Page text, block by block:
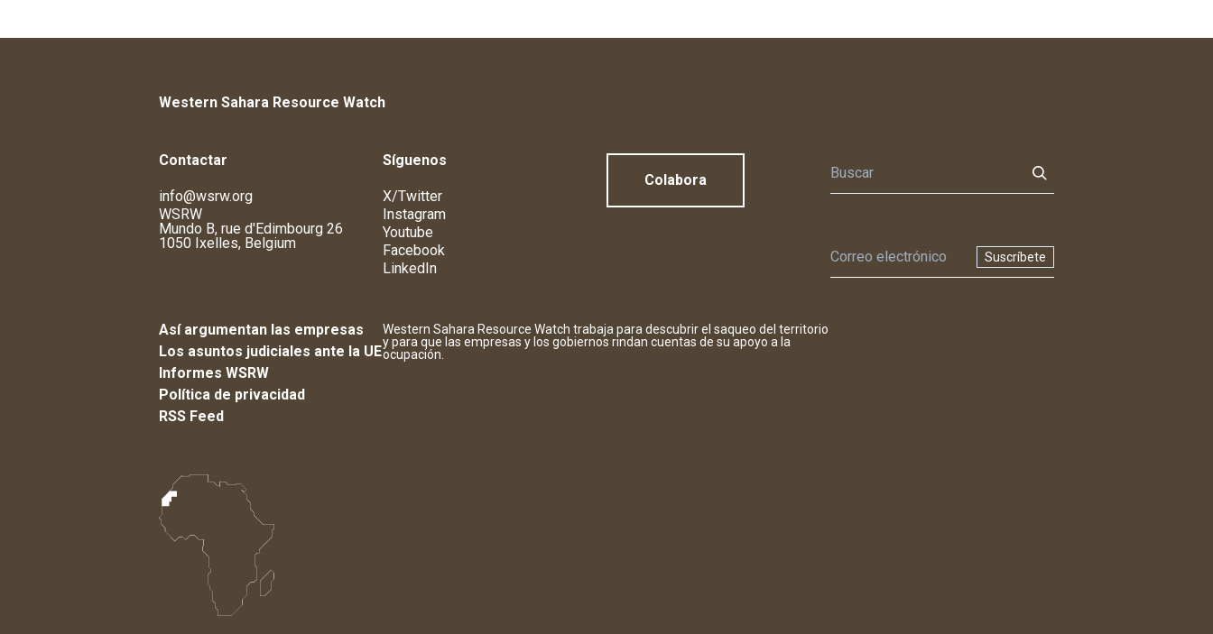
Western Sahara Resource Watch
Contactar
info@wsrw.org
WSRW
Mundo B, rue d'Edimbourg 26
1050 Ixelles, Belgium
Síguenos
X/Twitter
Instagram
Youtube
Facebook
LinkedIn
Colabora
Suscríbete
Así argumentan las empresas
Los asuntos judiciales ante la UE
Informes WSRW
Política de privacidad
RSS Feed
Western Sahara Resource Watch trabaja para descubrir el saqueo del territorio
y para que las empresas y los gobiernos rindan cuentas de su apoyo a la
ocupación.